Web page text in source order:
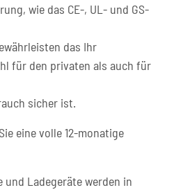
wie das CE-, UL- und GS-
das Ihr
für den privaten als auch für
sicher ist.
eine volle 12-monatige
und Ladegeräte werden in